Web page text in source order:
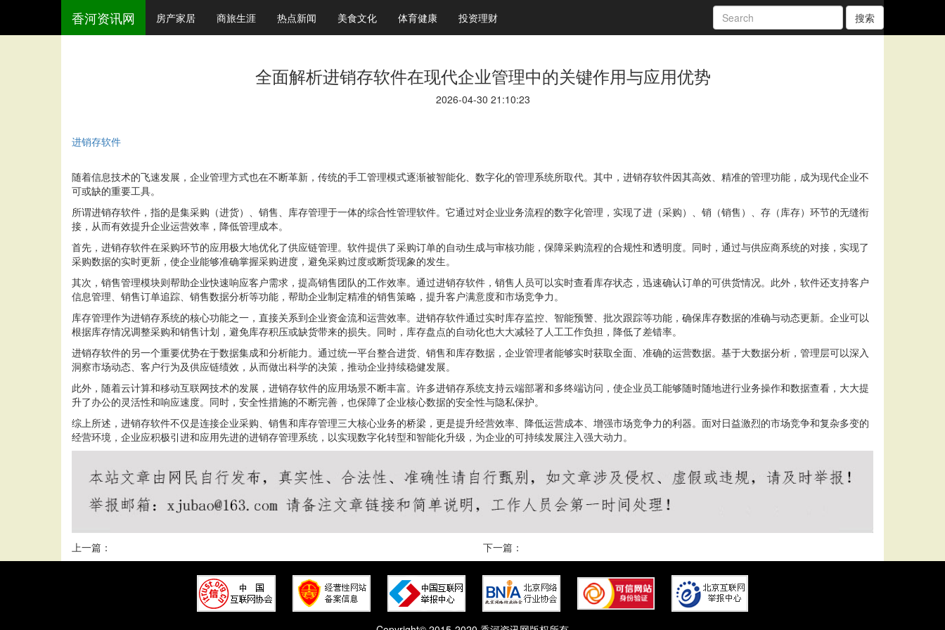
香河资讯网 房产家居 商旅生涯 热点新闻 美食文化 体育健康 投资理财 搜索
全面解析进销存软件在现代企业管理中的关键作用与应用优势
2026-04-30 21:10:23
进销存软件
随着信息技术的飞速发展，企业管理方式也在不断革新，传统的手工管理模式逐渐被智能化、数字化的管理系统所取代。其中，进销存软件因其高效、精准的管理功能，成为现代企业不
可或缺的重要工具。
所谓进销存软件，指的是集采购（进货）、销售、库存管理于一体的综合性管理软件。它通过对企业业务流程的数字化管理，实现了进（采购）、销（销售）、存（库存）环节的无缝衔
接，从而有效提升企业运营效率，降低管理成本。
首先，进销存软件在采购环节的应用极大地优化了供应链管理。软件提供了采购订单的自动生成与审核功能，保障采购流程的合规性和透明度。同时，通过与供应商系统的对接，实现了
采购数据的实时更新，使企业能够准确掌握采购进度，避免采购过度或断货现象的发生。
其次，销售管理模块则帮助企业快速响应客户需求，提高销售团队的工作效率。通过进销存软件，销售人员可以实时查看库存状态，迅速确认订单的可供货情况。此外，软件还支持客户
信息管理、销售订单追踪、销售数据分析等功能，帮助企业制定精准的销售策略，提升客户满意度和市场竞争力。
库存管理作为进销存系统的核心功能之一，直接关系到企业资金流和运营效率。进销存软件通过实时库存监控、智能预警、批次跟踪等功能，确保库存数据的准确与动态更新。企业可以
根据库存情况调整采购和销售计划，避免库存积压或缺货带来的损失。同时，库存盘点的自动化也大大减轻了人工工作负担，降低了差错率。
进销存软件的另一个重要优势在于数据集成和分析能力。通过统一平台整合进货、销售和库存数据，企业管理者能够实时获取全面、准确的运营数据。基于大数据分析，管理层可以深入
洞察市场动态、客户行为及供应链绩效，从而做出科学的决策，推动企业持续稳健发展。
此外，随着云计算和移动互联网技术的发展，进销存软件的应用场景不断丰富。许多进销存系统支持云端部署和多终端访问，使企业员工能够随时随地进行业务操作和数据查看，大大提
升了办公的灵活性和响应速度。同时，安全性措施的不断完善，也保障了企业核心数据的安全性与隐私保护。
综上所述，进销存软件不仅是连接企业采购、销售和库存管理三大核心业务的桥梁，更是提升经营效率、降低运营成本、增强市场竞争力的利器。面对日益激烈的市场竞争和复杂多变的
经营环境，企业应积极引进和应用先进的进销存管理系统，以实现数字化转型和智能化升级，为企业的可持续发展注入强大动力。
上一篇： 下一篇：